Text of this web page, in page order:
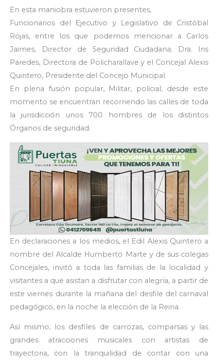
En esta maniobra estuvieron presentes,
Funcionarios del Ejecutivo y Legislativo de Cristóbal
Rojas, entre los que podemos mencionar a Carlos
Jaimes, Director de Seguridad Ciudadana; Dra. Iris
Paredes, Directora de Policharallave y el Concejal Alexis
Quintero, Presidente del Concejo Municipal.
En plena fusión popular, Militar, policial, desde este
momento se encuentran recorriendo las calles de toda
la jurisdicción unos 700 hombres de los distintos
Órganos de seguridad.
En declaraciones a los medios, el Edil Alexis Quintero a
nombre del Alcalde Humberto Marte y de sus colegas
Concejales, invitó a toda las familias de la localidad y
visitantes a que asistan a disfrutar con alegría, a partir de
este viernes durante la mañana del desfile del carnaval
pedagógico, en la noche la elección de la Reina.
Así mismo, los desfiles de carrozas, comparsas y las
grandes atracciones musicales con artistas de
trayectoria, con la tranquilidad de contar con una